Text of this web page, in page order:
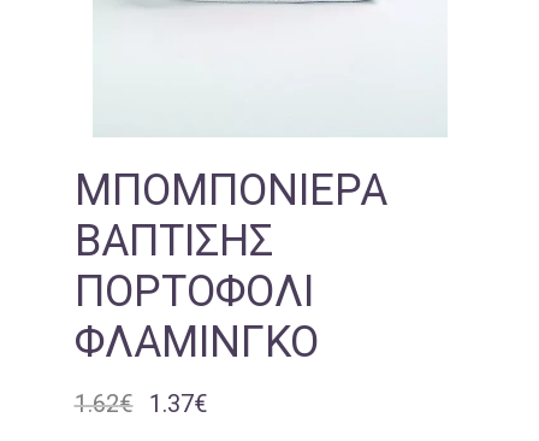
ΜΠΟΜΠΟΝΙΈΡΑ
ΒΆΠΤΙΣΗΣ
ΠΟΡΤΟΦΌΛΙ
ΦΛΑΜΊΝΓΚΟ
1.62€
Original
1.37€Η